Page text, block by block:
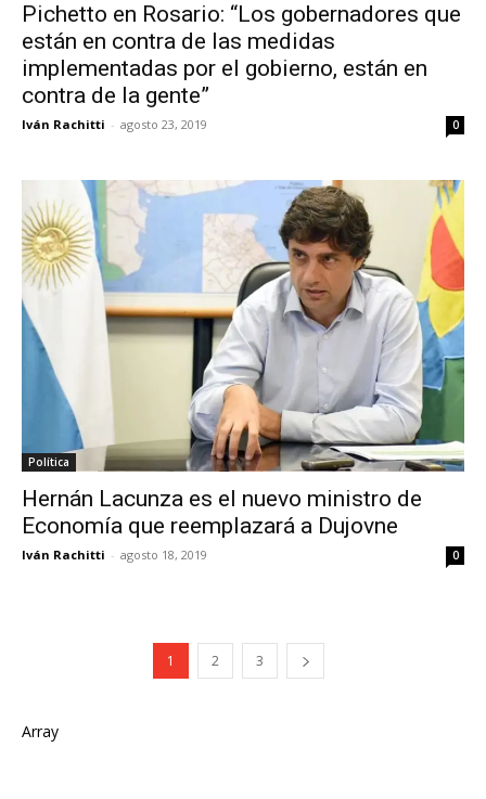
Pichetto en Rosario: “Los gobernadores que
están en contra de las medidas
implementadas por el gobierno, están en
contra de la gente”
Iván Rachitti - agosto 23, 2019 0
Política
Hernán Lacunza es el nuevo ministro de
Economía que reemplazará a Dujovne
Iván Rachitti - agosto 18, 2019 0
1 2 3
Array